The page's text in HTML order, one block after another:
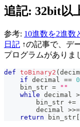
追記: 32bit以
参考: 10進数を2進数
日記 ↑の記事で、デ
プログラムがありま
def toBinary2 (
if decimal == 0
    bin_str
=
""
while decimal >
        bin_str
+=
        decimal
>>=
return bin_str